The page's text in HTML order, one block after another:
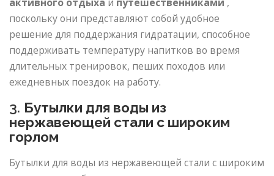
поскольку они представляют собой удобное
решение для поддержания гидратации, способное
поддерживать температуру напитков во время
длительных тренировок, пеших походов или
ежедневных поездок на работу.
3. Бутылки для воды из
нержавеющей стали с широким
горлом
Бутылки для воды из нержавеющей стали с широким